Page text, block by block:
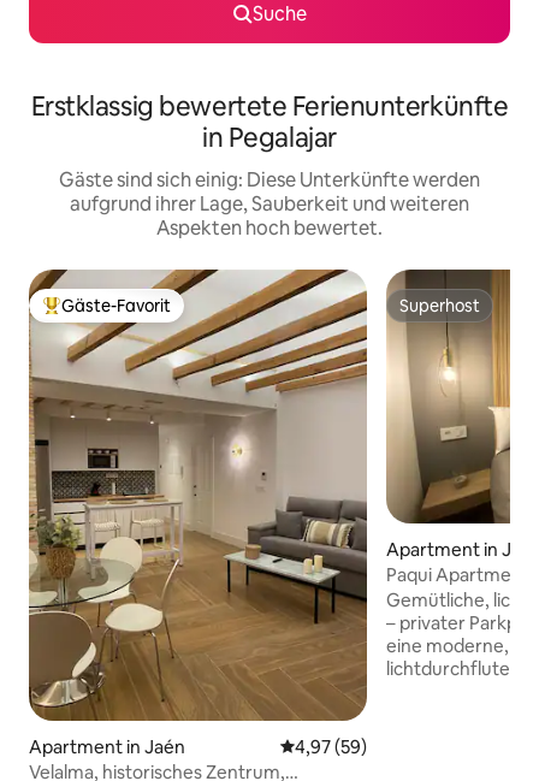
Suche
Erstklassig bewertete Ferienunterkünfte
in Pegalajar
Gäste sind sich einig: Diese Unterkünfte werden
aufgrund ihrer Lage, Sauberkeit und weiteren
Aspekten hoch bewertet.
Beliebter Gäste-Favorit.
Gäste-Favorit
Apartment in Jaén Durchschnittliche Bewertung:
4,97 (59)
Velalma, historisches Zentrum,
Superhost
Superhost
Apartment in
Paqui
Wohnung.
Gemütliche,
– privater
eine moderne,
lichtdurchflutete